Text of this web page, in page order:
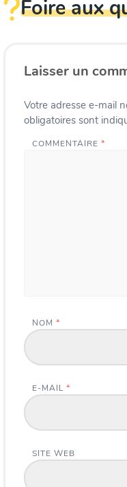
Foire aux
Laisser un
Votre adresse e-mail
obligatoires sont
COMMENTAIRE *
NOM *
E-MAIL *
SITE WEB